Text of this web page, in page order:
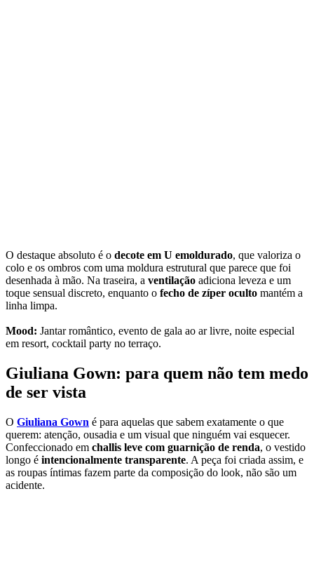
O destaque absoluto é o decote em U emoldurado, que valoriza o
colo e os ombros com uma moldura estrutural que parece que foi
desenhada à mão. Na traseira, a ventilação adiciona leveza e um
toque sensual discreto, enquanto o fecho de zíper oculto mantém a
linha limpa.
Mood: Jantar romântico, evento de gala ao ar livre, noite especial
em resort, cocktail party no terraço.
Giuliana Gown: para quem não tem medo
de ser vista
O Giuliana Gown é para aquelas que sabem exatamente o que
querem: atenção, ousadia e um visual que ninguém vai esquecer.
Confeccionado em challis leve com guarnição de renda, o vestido
longo é intencionalmente transparente. A peça foi criada assim, e
as roupas íntimas fazem parte da composição do look, não são um
acidente.